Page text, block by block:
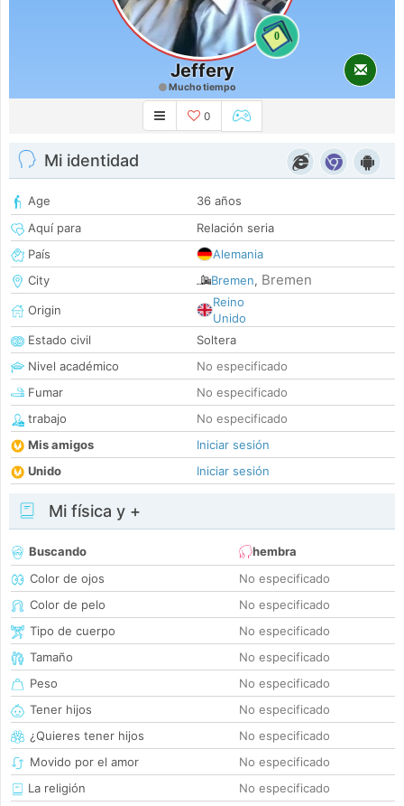
0
Jeffery
Mucho tiempo
0
Mi identidad
Age
36 años
Aquí para
Relación seria
País
Alemania
City
Bremen, Bremen
Origin
Reino
Unido
Estado civil
Soltera
Nivel académico
No especificado
Fumar
No especificado
trabajo
No especificado
Mis amigos
Iniciar sesión
Unido
Iniciar sesión
Mi física y +
Buscando
hembra
Color de ojos
No especificado
Color de pelo
No especificado
Tipo de cuerpo
No especificado
Tamaño
No especificado
Peso
No especificado
Tener hijos
No especificado
¿Quieres tener hijos
No especificado
Movido por el amor
No especificado
La religión
No especificado